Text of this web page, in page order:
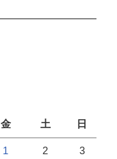
金 土 日
1 2 3